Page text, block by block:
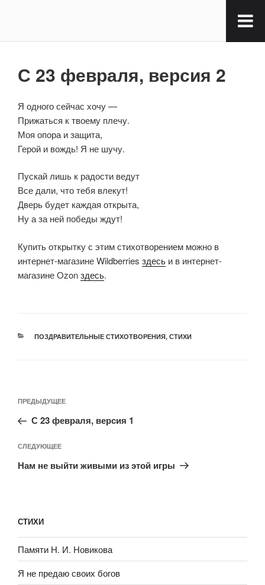
С 23 февраля, версия 2
Я одного сейчас хочу —
Прижаться к твоему плечу.
Моя опора и защита,
Герой и вождь! Я не шучу.
Пускай лишь к радости ведут
Все дали, что тебя влекут!
Дверь будет каждая открыта,
Ну а за ней победы ждут!
Купить открытку с этим стихотворением можно в
интернет-магазине Wildberries здесь и в интернет-
магазине Ozonздесь.
ПОЗДРАВИТЕЛЬНЫЕ СТИХОТВОРЕНИЯ, СТИХИ
ПРЕДЫДУЩЕЕ
С 23 февраля, версия 1
СЛЕДУЮЩЕЕ
Нам не выйти живыми из этой игры
СТИХИ
Памяти Н. И. Новикова
Я не предаю своих богов